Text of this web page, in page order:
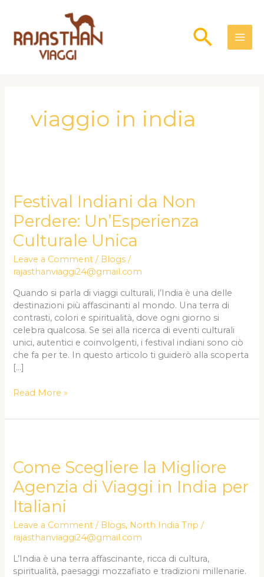
content
viaggio in india
Festival Indiani da Non
Perdere: Un’Esperienza
Culturale Unica
Leave a Comment / Blogs /
rajasthanviaggi24@gmail.com
Quando si parla di viaggi culturali, l’India è una delle
destinazioni più affascinanti al mondo. Una terra di
contrasti, colori e spiritualità, dove ogni giorno si
celebra qualcosa. Se sei alla ricerca di eventi culturali
unici, autentici e coinvolgenti, i festival indiani sono ciò
che fa per te. In questo articolo ti guiderò alla scoperta
[…]
da
Non
Perdere:
Un’Esperienza
Culturale
Unica
Read More »
Come Scegliere la Migliore
Agenzia di Viaggi in India per
Italiani
Leave a Comment / Blogs, North India Trip /
rajasthanviaggi24@gmail.com
L’India è una terra affascinante, ricca di cultura,
spiritualità, paesaggi mozzafiato e tradizioni millenarie.
la
Migliore
Agenzia
di
Viaggi
in
India
Italiani